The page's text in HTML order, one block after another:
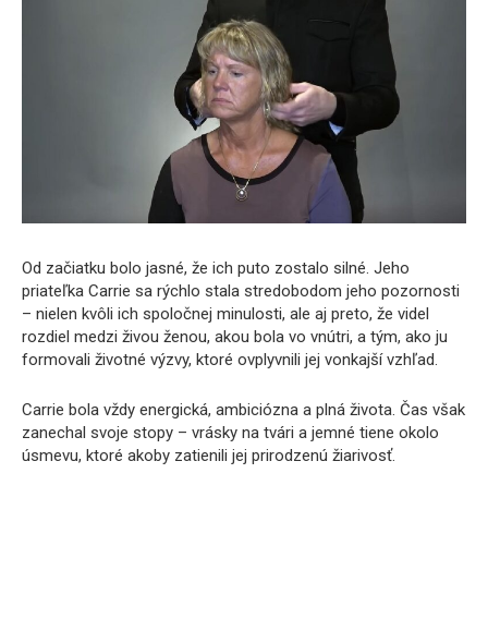
Od začiatku bolo jasné, že ich puto zostalo silné. Jeho
priateľka Carrie sa rýchlo stala stredobodom jeho pozornosti
– nielen kvôli ich spoločnej minulosti, ale aj preto, že videl
rozdiel medzi živou ženou, akou bola vo vnútri, a tým, ako ju
formovali životné výzvy, ktoré ovplyvnili jej vonkajší vzhľad.
Carrie bola vždy energická, ambiciózna a plná života. Čas však
zanechal svoje stopy – vrásky na tvári a jemné tiene okolo
úsmevu, ktoré akoby zatienili jej prirodzenú žiarivosť.